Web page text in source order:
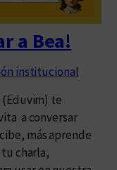
a Bea!
institucional
(Eduvim) te
a conversar
más aprende
charla,